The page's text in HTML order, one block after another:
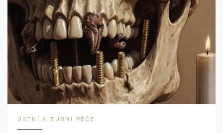
ÚSTNÍ A ZUBNÍ PÉČE